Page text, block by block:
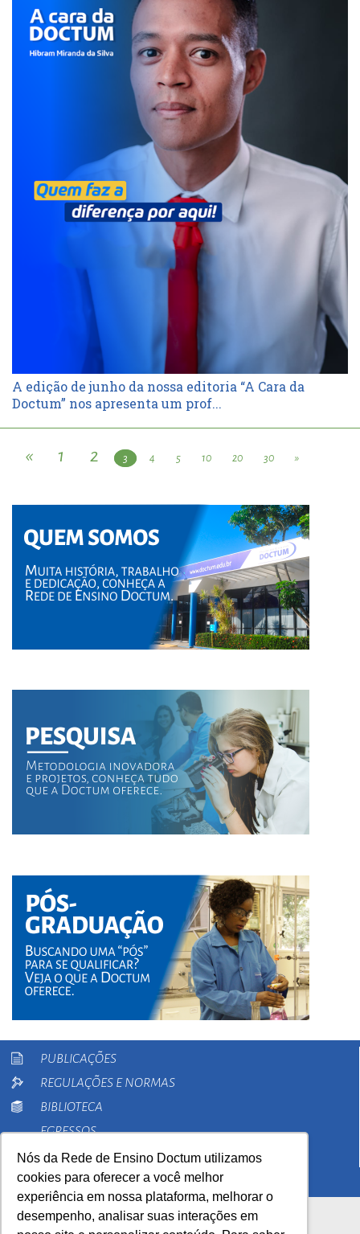
Nós da Rede de Ensino Doctum utilizamos
cookies para oferecer a você melhor
experiência em nossa plataforma, melhorar o
desempenho, analisar suas interações em
A edição de junho da nossa editoria “A Cara da
Doctum” nos apresenta um prof...
« 1 2 3 4 5 10 20 30 »
PUBLICAÇÕES
REGULAÇÕES E NORMAS
BIBLIOTECA
EGRESSOS
PESQUISA
EXTENSÃO